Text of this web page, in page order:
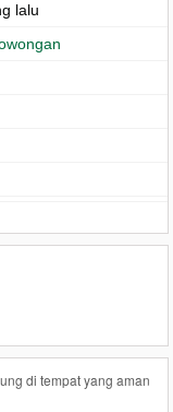
lalu
di tempat yang aman